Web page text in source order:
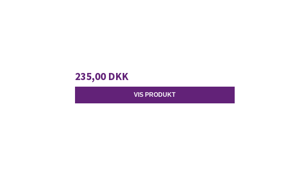
235,00 DKK
VIS PRODUKT